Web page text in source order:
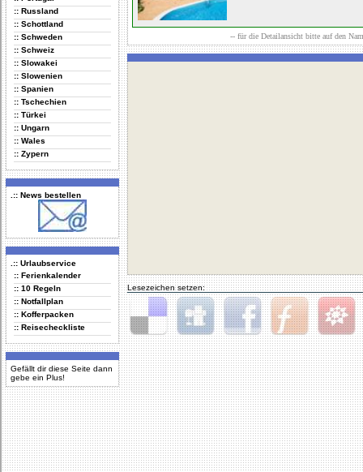
:: Russland
:: Schottland
:: Schweden
:: Schweiz
:: Slowakei
:: Slowenien
:: Spanien
:: Tschechien
:: Türkei
:: Ungarn
:: Wales
:: Zypern
.:: News bestellen
.:: Urlaubservice
:: Ferienkalender
:: 10 Regeln
:: Notfallplan
:: Kofferpacken
:: Reisecheckliste
Gefällt dir diese Seite dann
gebe ein Plus!
-- für die Detailansicht bitte auf den
Lesezeichen setzen:
Delicious Digg Facebook Furl StudiVZ